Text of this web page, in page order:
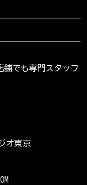
舗でも専門スタッフ
オ東京